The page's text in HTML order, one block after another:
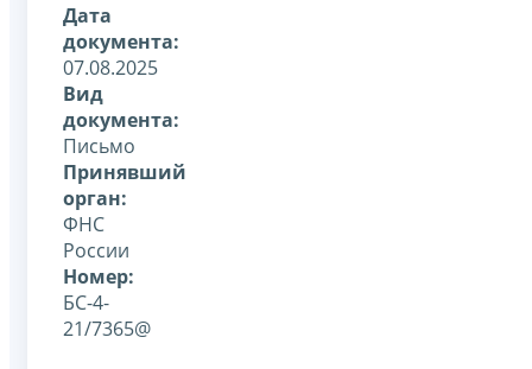
Дата
документа:
07.08.2025
Вид
документа:
Письмо
Принявший
орган:
ФНС
России
Номер:
БС-4-
21/7365@